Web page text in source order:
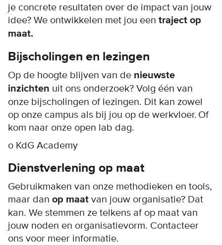
je concrete resultaten over de impact van jouw
idee? We ontwikkelen met jou een traject op
maat.
Bijscholingen en lezingen
Op de hoogte blijven van de nieuwste
inzichten uit ons onderzoek? Volg één van
onze bijscholingen of lezingen. Dit kan zowel
op onze campus als bij jou op de werkvloer. Of
kom naar onze open lab dag.
o KdG Academy
Dienstverlening op maat
Gebruikmaken van onze methodieken en tools,
maar dan op maat van jouw organisatie? Dat
kan. We stemmen ze telkens af op maat van
jouw noden en organisatievorm. Contacteer
ons voor meer informatie.